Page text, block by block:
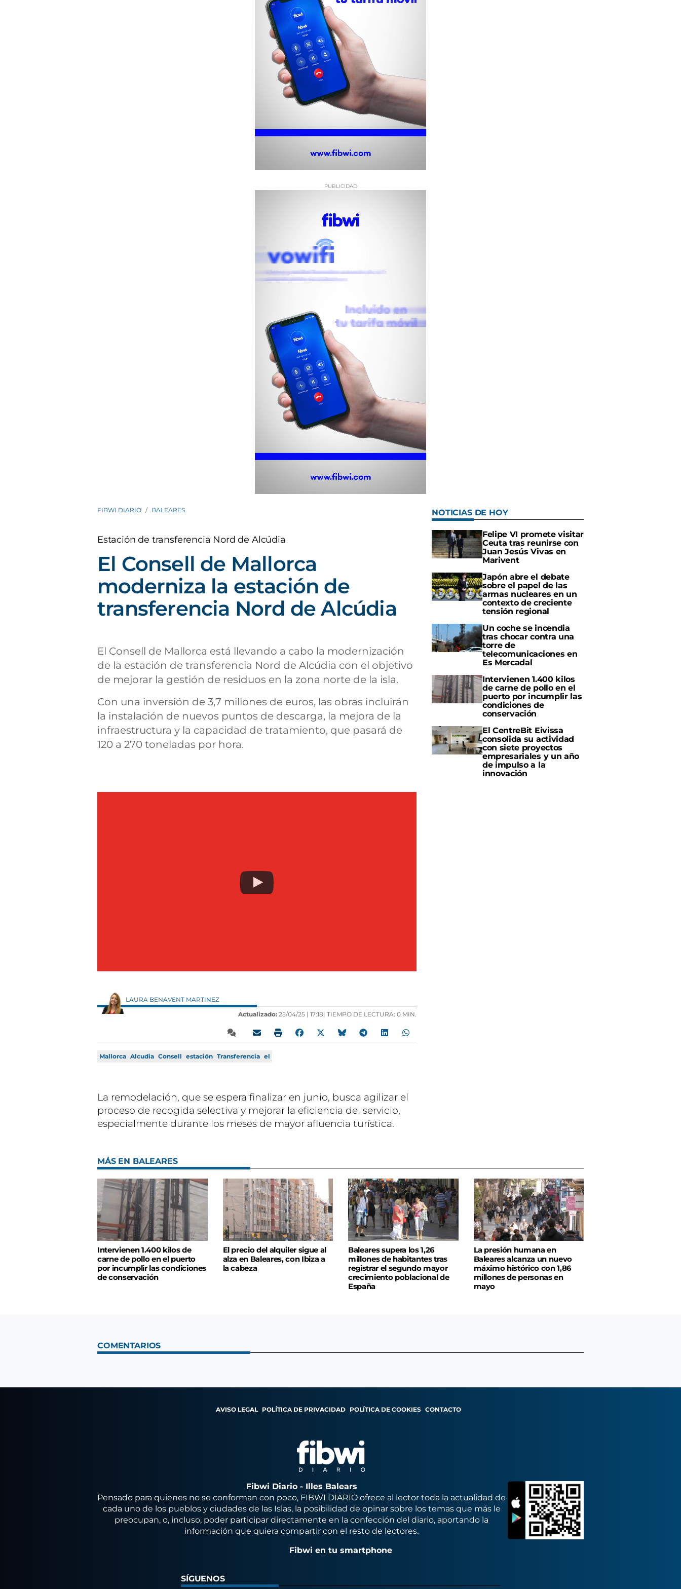
FIBWI DIARIO BALEARES
Estación de transferencia Nord de Alcúdia
El Consell de Mallorca
moderniza la estación de
transferencia Nord de Alcúdia
El Consell de Mallorca está llevando a cabo la modernización
de la estación de transferencia Nord de Alcúdia con el objetivo
de mejorar la gestión de residuos en la zona norte de la isla.
Con una inversión de 3,7 millones de euros, las obras incluirán
la instalación de nuevos puntos de descarga, la mejora de la
infraestructura y la capacidad de tratamiento, que pasará de
120 a 270 toneladas por hora.
LAURA BENAVENT MARTINEZ
Actualizado: 25/04/25 | 17:18| TIEMPO DE LECTURA: 0 MIN.
Mallorca Alcudia Consell estación Transferencia el
La remodelación, que se espera finalizar en junio, busca agilizar el
proceso de recogida selectiva y mejorar la eficiencia del servicio,
especialmente durante los meses de mayor afluencia turística.
NOTICIAS DE HOY
Felipe VI promete visitar
Ceuta tras reunirse con
Juan Jesús Vivas en
Marivent
Japón abre el debate
sobre el papel de las
armas nucleares en un
contexto de creciente
tensión regional
Un coche se incendia
tras chocar contra una
torre de
telecomunicaciones en
Es Mercadal
Intervienen 1.400 kilos
de carne de pollo en el
puerto por incumplir las
condiciones de
conservación
El CentreBit Eivissa
consolida su actividad
con siete proyectos
empresariales y un año
de impulso a la
innovación
MÁS EN BALEARES
Intervienen 1.400 kilos de
carne de pollo en el puerto
por incumplir las condiciones
de conservación
El precio del alquiler sigue al
alza en Baleares, con Ibiza a
la cabeza
Baleares supera los 1,26
millones de habitantes tras
registrar el segundo mayor
crecimiento poblacional de
España
La presión humana en
Baleares alcanza un nuevo
máximo histórico con 1,86
millones de personas en
mayo
COMENTARIOS
AVISO LEGAL POLÍTICA DE PRIVACIDAD POLÍTICA DE COOKIES CONTACTO
Fibwi Diario - Illes Balears
Pensado para quienes no se conforman con poco, FIBWI DIARIO ofrece al lector toda la actualidad de
cada uno de los pueblos y ciudades de las Islas, la posibilidad de opinar sobre los temas que más le
preocupan, o, incluso, poder participar directamente en la confección del diario, aportando la
información que quiera compartir con el resto de lectores.
Fibwi en tu smartphone
SÍGUENOS